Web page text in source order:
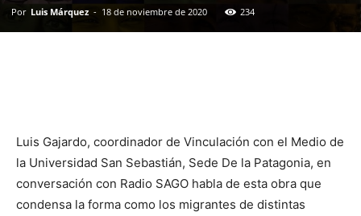
Por Luis Márquez - 18 de noviembre de 2020 234
Luis Gajardo, coordinador de Vinculación con el Medio de
la Universidad San Sebastián, Sede De la Patagonia, en
conversación con Radio SAGO habla de esta obra que
condensa la forma como los migrantes de distintas